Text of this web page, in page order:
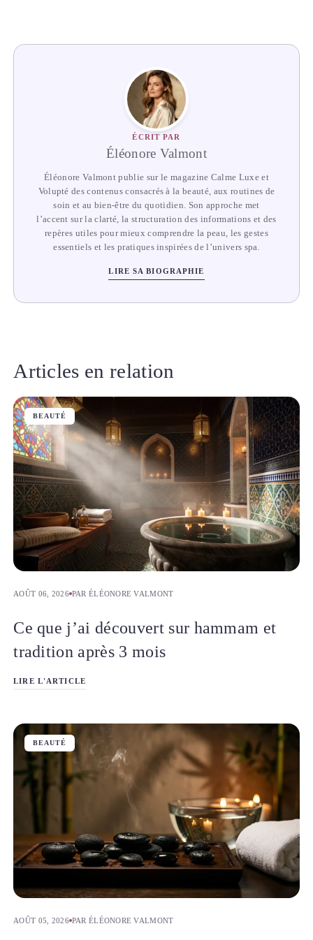
ÉCRIT PAR
Éléonore Valmont
Éléonore Valmont publie sur le magazine Calme Luxe et
Volupté des contenus consacrés à la beauté, aux routines de
soin et au bien-être du quotidien. Son approche met
l’accent sur la clarté, la structuration des informations et des
repères utiles pour mieux comprendre la peau, les gestes
essentiels et les pratiques inspirées de l’univers spa.
LIRE SA BIOGRAPHIE
Articles en relation
BEAUTÉ
AOÛT 06, 2026 PAR ÉLÉONORE VALMONT
Ce que j’ai découvert sur hammam et
tradition après 3 mois
LIRE L'ARTICLE
BEAUTÉ
AOÛT 05, 2026 PAR ÉLÉONORE VALMONT